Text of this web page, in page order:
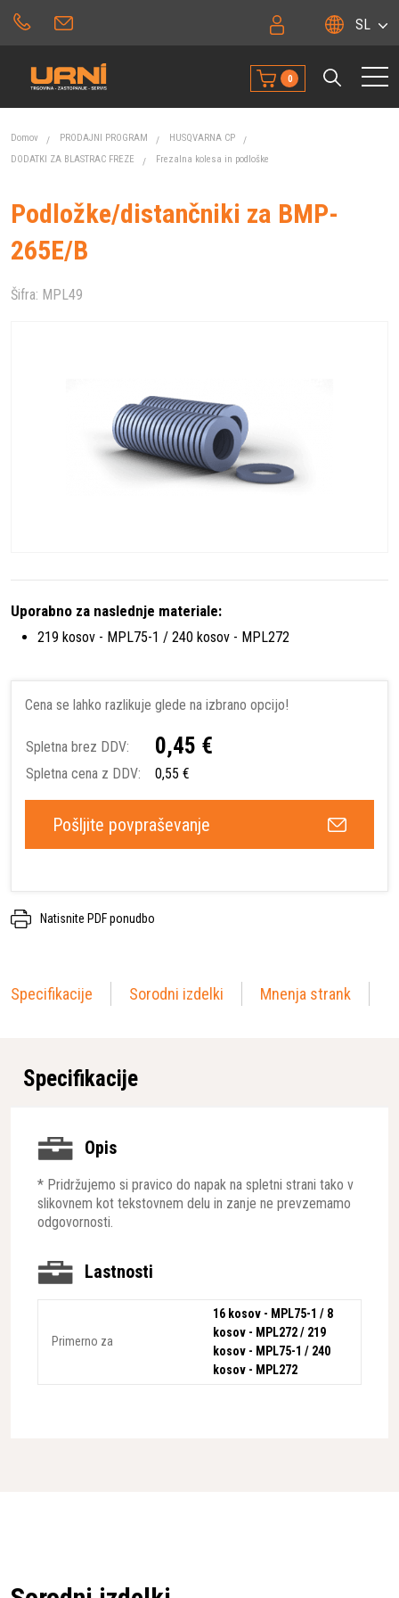
SL
0
Domov PRODAJNI PROGRAM
HUSQVARNA CP
DODATKI ZA BLASTRAC FREZE
Frezalna kolesa in podloške
Podložke/distančniki za BMP-
265E/B
Šifra: MPL49
Uporabno za naslednje materiale:
219 kosov - MPL75-1 / 240 kosov - MPL272
Cena se lahko razlikuje glede na izbrano opcijo!
Spletna brez DDV: 0,45 €
Spletna cena z DDV: 0,55 €
Pošljite povpraševanje
Natisnite PDF ponudbo
Specifikacije Sorodni izdelki Mnenja strank
Specifikacije
Opis
* Pridržujemo si pravico do napak na spletni strani tako v
slikovnem kot tekstovnem delu in zanje ne prevzemamo
odgovornosti.
Lastnosti
Primerno za
16 kosov - MPL75-1 / 8
kosov - MPL272 / 219
kosov - MPL75-1 / 240
kosov - MPL272